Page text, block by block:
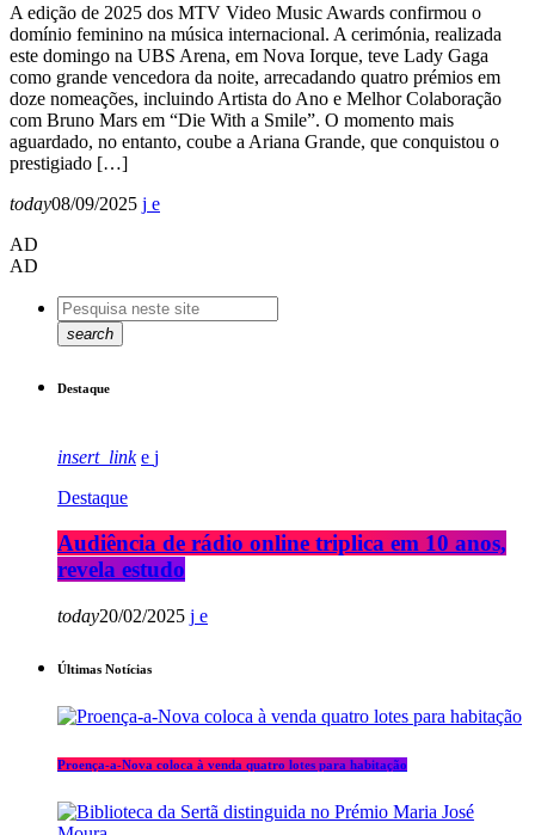
A edição de 2025 dos MTV Video Music Awards confirmou o
domínio feminino na música internacional. A cerimónia, realizada
este domingo na UBS Arena, em Nova Iorque, teve Lady Gaga
como grande vencedora da noite, arrecadando quatro prémios em
doze nomeações, incluindo Artista do Ano e Melhor Colaboração
com Bruno Mars em “Die With a Smile”. O momento mais
aguardado, no entanto, coube a Ariana Grande, que conquistou o
prestigiado […]
today08/09/2025
AD
AD
search
Destaque
insert_link
Destaque
Audiência de rádio online triplica em 10 anos,
revela estudo
today20/02/2025
Últimas Notícias
Proença-a-Nova coloca à venda quatro lotes para habitação